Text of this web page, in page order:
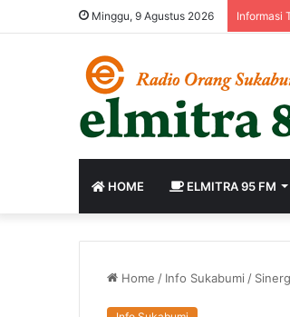
Minggu, 9 Agustus 2026 Informasi
HOME ELMITRA 95 FM
Home / Info Sukabumi /